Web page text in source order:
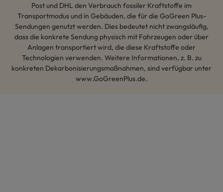
Post und DHL den Verbrauch fossiler Kraftstoffe im
Transportmodus und in Gebäuden, die für die GoGreen Plus-
Sendungen genutzt werden. Dies bedeutet nicht zwangsläufig,
dass die konkrete Sendung physisch mit Fahrzeugen oder über
Anlagen transportiert wird, die diese Kraftstoffe oder
Technologien verwenden. Weitere Informationen, z. B. zu
konkreten Dekarbonisierungsmaßnahmen, sind verfügbar unter
www.GoGreenPlus.de.